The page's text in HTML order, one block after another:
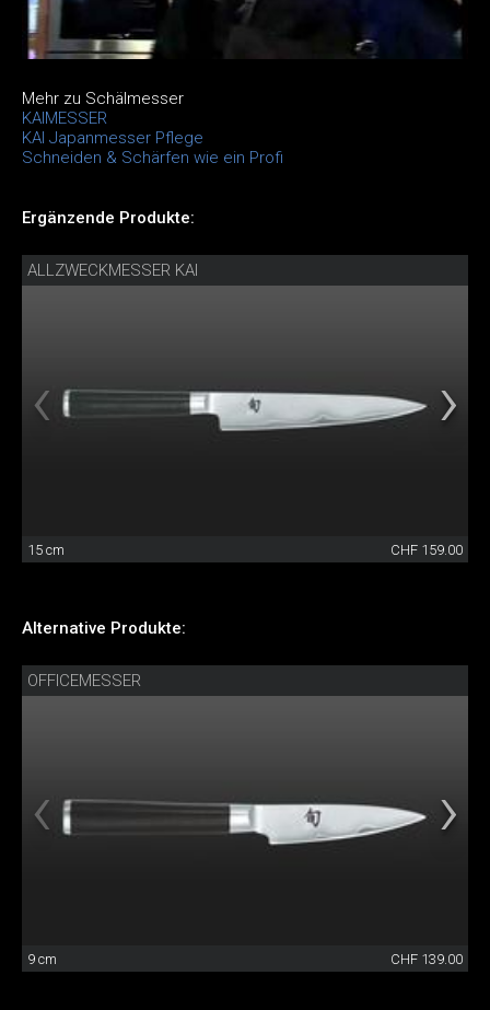
Mehr zu Schälmesser
KAIMESSER
KAI Japanmesser Pflege
Schneiden & Schärfen wie ein Profi
Ergänzende Produkte:
ALLZWECKMESSER KAI
15 cm CHF 159.00
Alternative Produkte:
OFFICEMESSER
9 cm CHF 139.00